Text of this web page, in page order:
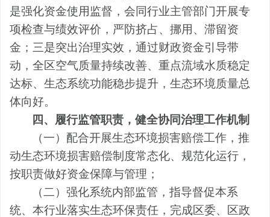
是强化资金使用监督，会同行业主管部门开展专
项检查与绩效评价，严防挤占、挪用、滞留资
金；三是突出治理实效，通过财政资金引导带
动，全区空气质量持续改善、重点流域水质稳定
达标、生态系统功能稳步提升，生态环境质量总
体向好。
四、履行监管职责，健全协同治理工作机制
（一）配合开展生态环境损害赔偿工作，推
动生态环境损害赔偿制度常态化、规范化运行，
按职责做好资金保障与管理；
（二）强化系统内部监管，指导督促本系
统、本行业落实生态环保责任，完成区委、区政